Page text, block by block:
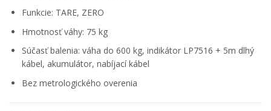
Funkcie: TARE, ZERO
Hmotnosť váhy: 75 kg
Súčasť balenia: váha do 600 kg, indikátor LP7516 + 5m dlhý
kábel, akumulátor, nabíjací kábel
Bez metrologického overenia